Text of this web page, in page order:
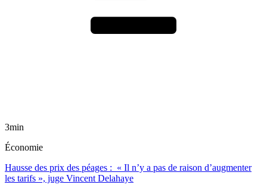
3min
Économie
Hausse des prix des péages : « Il n’y a pas de raison d’augmenter
les tarifs », juge Vincent Delahaye